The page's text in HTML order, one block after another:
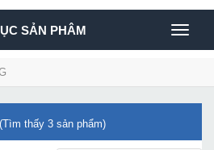
SẢN PHÂM
(Tìm thấy 3 sản phẩm)